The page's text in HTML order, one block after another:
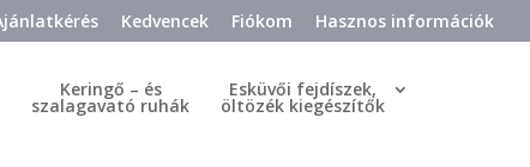
Kedvencek Fiókom Hasznos információk
Keringő – és
szalagavató ruhák
Esküvői fejdíszek,
öltözék kiegészítők